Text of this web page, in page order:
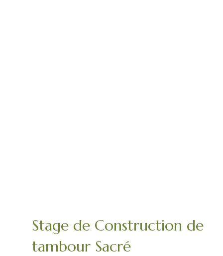
Stage de Construction de
tambour Sacré